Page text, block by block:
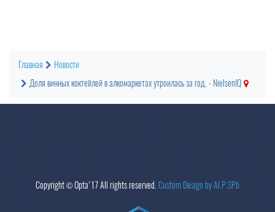
Главная
Новости
Доля винных коктейлей в алкомаркетах утроилась за год, - NielsenIQ
Copyright ©Opta'17 All rights reserved.Custom Design by Al.P.SPb